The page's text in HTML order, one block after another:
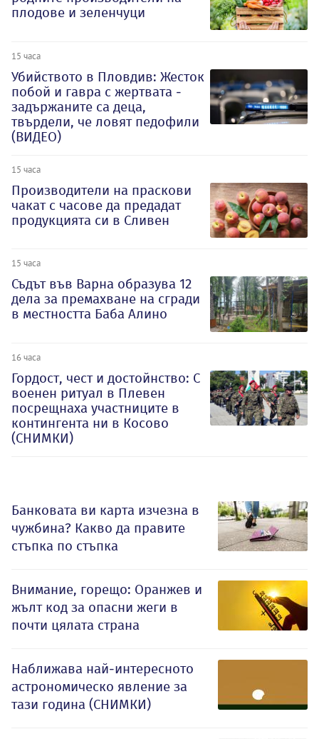
плодове и зеленчуци
15 часа
Убийството в Пловдив: Жесток
побой и гавра с жертвата -
задържаните са деца,
твърдели, че ловят педофили
(ВИДЕО)
15 часа
Производители на праскови
чакат с часове да предадат
продукцията си в Сливен
15 часа
Съдът във Варна образува 12
дела за премахване на сгради
в местността Баба Алино
16 часа
Гордост, чест и достойнство: С
военен ритуал в Плевен
посрещнаха участниците в
контингента ни в Косово
(СНИМКИ)
Банковата ви карта изчезна в
чужбина? Какво да правите
стъпка по стъпка
Внимание, горещо: Оранжев и
жълт код за опасни жеги в
почти цялата страна
Наближава най-интересното
астрономическо явление за
тази година (СНИМКИ)